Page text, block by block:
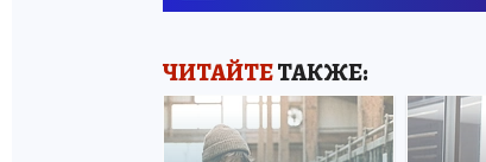
ЧИТАЙТЕТАКЖЕ: